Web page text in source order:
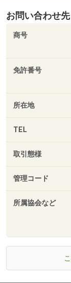
お問い合わせ先
商号
免許番号
所在地
TEL
取引態様
管理コード
所属協会など